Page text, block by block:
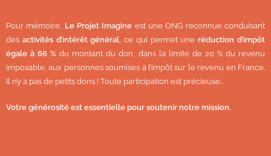
Pour mémoire, Le Projet Imagine est une ONG reconnue conduisant
des activités d’intérêt général, ce qui permet une réduction d’impôt
égale à 66 % du montant du don, dans la limite de 20 % du revenu
imposable, aux personnes soumises à l’impôt sur le revenu en France.
Il n’y a pas de petits dons ! Toute participation est précieuse…
Votre générosité est essentielle pour soutenir notre mission.